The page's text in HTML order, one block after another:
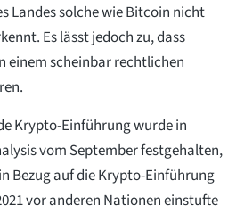
Landes solche wie Bitcoin nicht
Es lässt jedoch zu, dass
einem scheinbar rechtlichen
Krypto-Einführung wurde in
vom September festgehalten,
Bezug auf die Krypto-Einführung
vor anderen Nationen einstufte